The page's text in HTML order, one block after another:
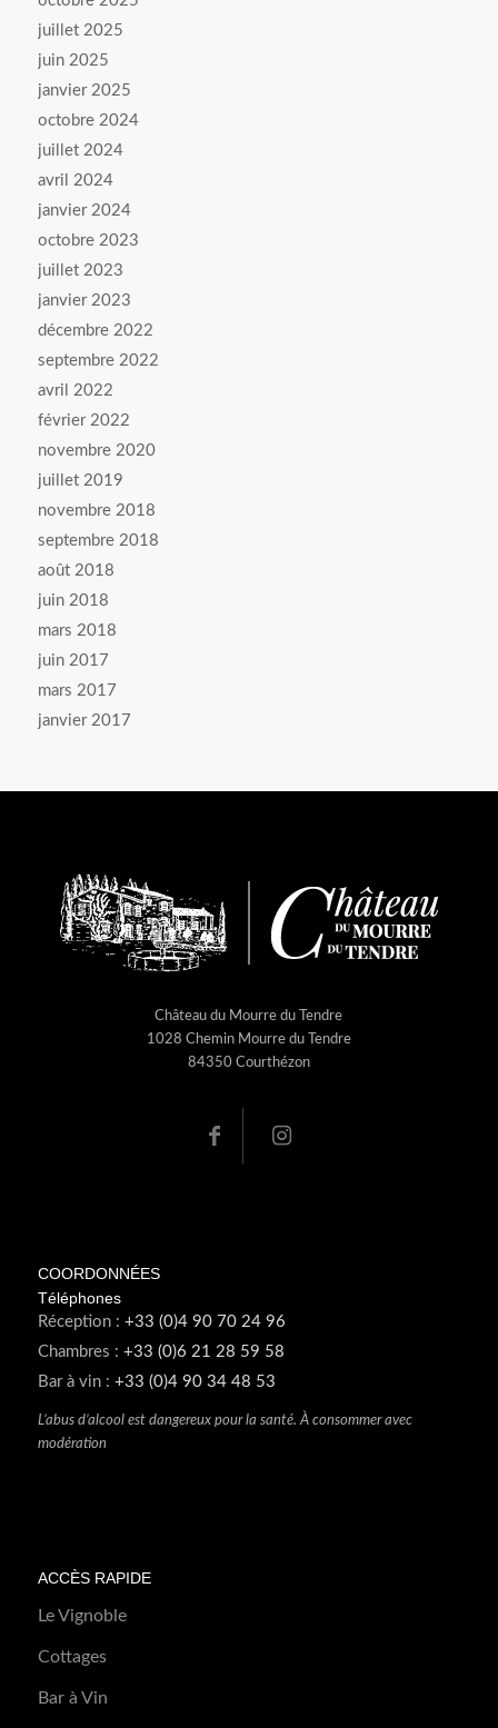
juillet 2025
juin 2025
janvier 2025
octobre 2024
juillet 2024
avril 2024
janvier 2024
octobre 2023
juillet 2023
janvier 2023
décembre 2022
septembre 2022
avril 2022
février 2022
novembre 2020
juillet 2019
novembre 2018
septembre 2018
août 2018
juin 2018
mars 2018
juin 2017
mars 2017
janvier 2017
Château du Mourre du Tendre
1028 Chemin Mourre du Tendre
84350 Courthézon
COORDONNÉES
Téléphones
Réception : +33 (0)4 90 70 24 96
Chambres : +33 (0)6 21 28 59 58
Bar à vin : +33 (0)4 90 34 48 53
L’abus d’alcool est dangereux pour la santé. À consommer avec
modération
ACCÈS RAPIDE
Le Vignoble
Cottages
Bar à Vin